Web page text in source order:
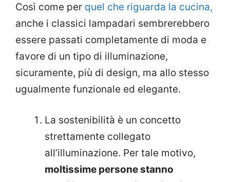
Così come per quel che riguarda la cucina,
anche i classici lampadari sembrerebbero
essere passati completamente di moda e
favore di un tipo di illuminazione,
sicuramente, più di design, ma allo stesso
ugualmente funzionale ed elegante.
La sostenibilità è un concetto
strettamente collegato
all’illuminazione. Per tale motivo,
moltissime persone stanno